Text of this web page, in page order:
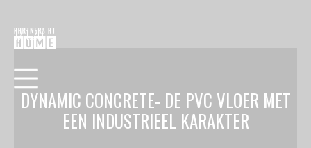
17.1.20
DYNAMIC CONCRETE- DE PVC VLOER MET
EEN INDUSTRIEEL KARAKTER